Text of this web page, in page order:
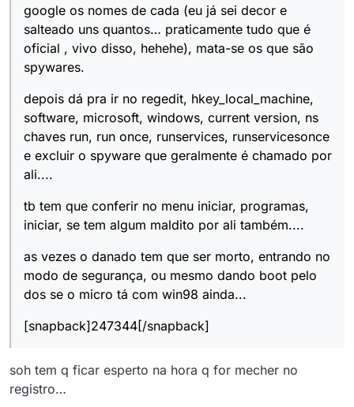
google os nomes de cada (eu já sei decor e
salteado uns quantos… praticamente tudo que é
oficial , vivo disso, hehehe), mata-se os que são
spywares.
depois dá pra ir no regedit, hkey_local_machine,
software, microsoft, windows, current version, ns
chaves run, run once, runservices, runservicesonce
e excluir o spyware que geralmente é chamado por
ali....
tb tem que conferir no menu iniciar, programas,
iniciar, se tem algum maldito por ali também....
as vezes o danado tem que ser morto, entrando no
modo de segurança, ou mesmo dando boot pelo
dos se o micro tá com win98 ainda...
[snapback]247344[/snapback]
soh tem q ficar esperto na hora q for mecher no
registro…